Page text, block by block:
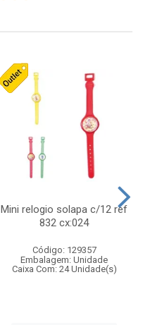
Mini relogio solapa c/12 ref
832 cx:024
Código: 129357
Embalagem: Unidade
Caixa Com: 24 Unidade(s)